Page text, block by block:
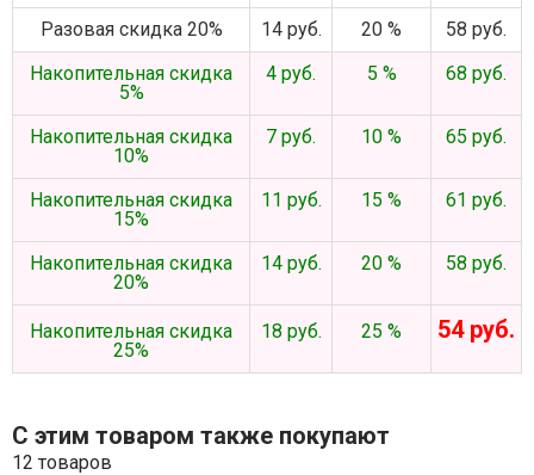
Разовая скидка 20%
14 руб. 20 %
58 руб.
Накопительная скидка
5%
4 руб. 5 % 68 руб.
Накопительная скидка
10%
7 руб. 10 % 65 руб.
Накопительная скидка
15%
11 руб. 15 % 61 руб.
Накопительная скидка
20%
14 руб. 20 % 58 руб.
Накопительная скидка
25%
18 руб. 25 % 54 руб.
С этим товаром также покупают
12 товаров